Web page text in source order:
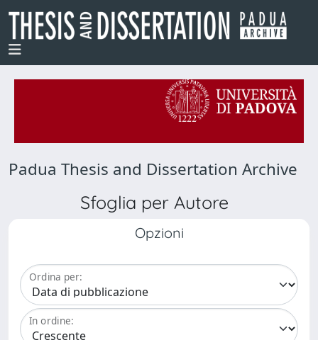
Padua Thesis and Dissertation Archive
Sfoglia per Autore
Opzioni
Ordina per:
In ordine: